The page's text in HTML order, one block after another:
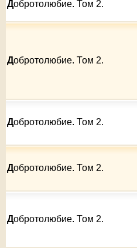
Добротолюбие. Том 2.
Добротолюбие. Том 2.
Добротолюбие. Том 2.
Добротолюбие. Том 2.
Добротолюбие. Том 2.